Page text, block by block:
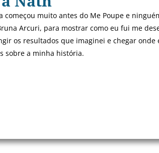
começou muito antes do Me Poupe e
Arcuri, para mostrar como eu fui me
os resultados que imaginei e chegar onde
sobre a minha história.